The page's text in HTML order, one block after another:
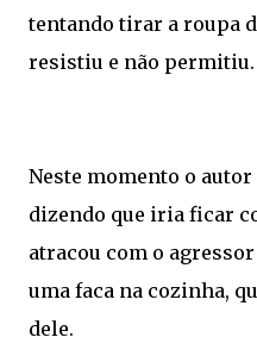
tentando tirar a roupa
resistiu e não permitiu.
Neste momento o
dizendo que iria ficar
atracou com o
uma faca na cozinha,
dele.